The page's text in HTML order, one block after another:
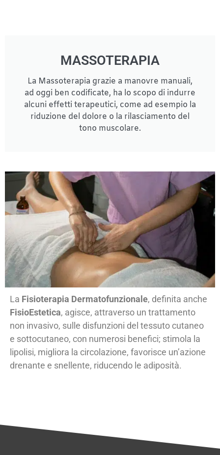
MASSOTERAPIA
La Massoterapia grazie a manovre manuali,
ad oggi ben codificate, ha lo scopo di indurre
alcuni effetti terapeutici, come ad esempio la
riduzione del dolore o la rilasciamento del
tono muscolare.
La Fisioterapia Dermatofunzionale, definita anche
FisioEstetica, agisce, attraverso un trattamento
non invasivo, sulle disfunzioni del tessuto cutaneo
e sottocutaneo, con numerosi benefici; stimola la
lipolisi, migliora la circolazione, favorisce un’azione
drenante e snellente, riducendo le adiposità.